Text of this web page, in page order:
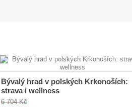
Bývalý hrad v polských Krkonoších:
strava i wellness
6 704 Kč